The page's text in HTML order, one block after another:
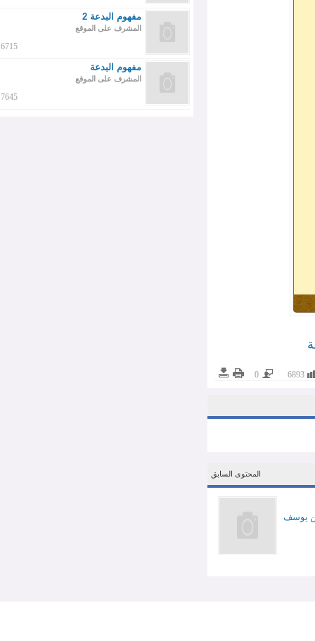
0
المحتوى السابق
مفهوم البدعة 2
المشرف على الموقع
مفهوم البدعة
المشرف على الموقع